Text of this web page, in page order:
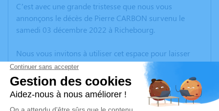
C’est avec une grande tristesse que nous vous
annonçons le décès de Pierre CARBON survenu le
samedi 03 décembre 2022 à Richebourg.
Nous vous invitons à utiliser cet espace pour laisser
vos condoléances, partager des photos souvenirs, une
anecdote ou exprimer vos pensées à travers des
poèmes ou des textes. Cet endroit est un lieu
d'expression dédié à honorer la mémoire de Pierre